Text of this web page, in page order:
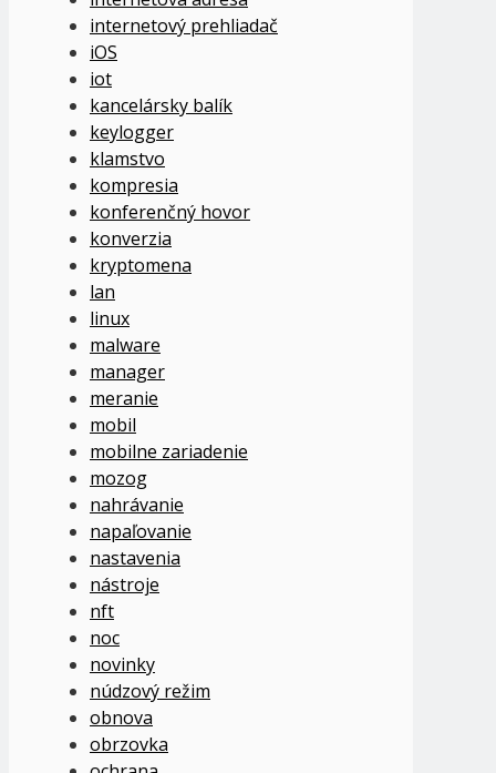
internetový prehliadač
iOS
iot
kancelársky balík
keylogger
klamstvo
kompresia
konferenčný hovor
konverzia
kryptomena
lan
linux
malware
manager
meranie
mobil
mobilne zariadenie
mozog
nahrávanie
napaľovanie
nastavenia
nástroje
nft
noc
novinky
núdzový režim
obnova
obrzovka